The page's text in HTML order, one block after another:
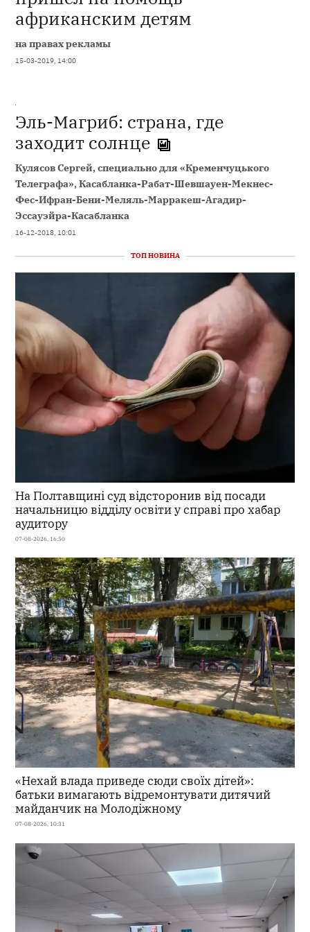
африканским детям
на правах рекламы
15-03-2019, 14:00
Эль-Магриб: страна, где
заходит солнце
Кулясов Сергей, специально для «Кременчуцького
Телеграфа», Касабланка-Рабат-Шевшауен-Мекнес-
Фес-Ифран-Бени-Меляль-Марракеш-Агадир-
Эссауэйра-Касабланка
16-12-2018, 10:01
ТОП НОВИНА
На Полтавщині суд відсторонив від посади
начальницю відділу освіти у справі про хабар
аудитору
07-08-2026, 16:50
«Нехай влада приведе сюди своїх дітей»:
батьки вимагають відремонтувати дитячий
майданчик на Молодіжному
07-08-2026, 10:31